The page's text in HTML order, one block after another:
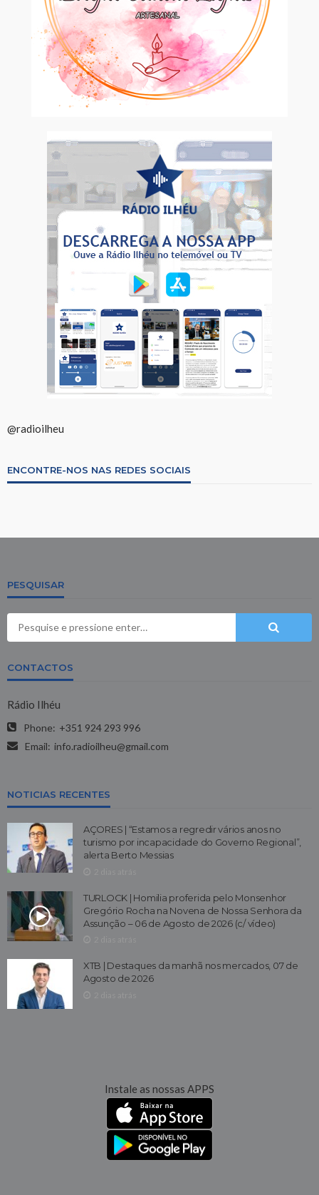
@radioilheu
ENCONTRE-NOS NAS REDES SOCIAIS
PESQUISAR
CONTACTOS
Rádio Ilhéu
Phone: +351 924 293 996
Email: info.radioilheu@gmail.com
NOTICIAS RECENTES
AÇORES | “Estamos a regredir vários anos no
turismo por incapacidade do Governo Regional”,
alerta Berto Messias
TURLOCK | Homilia proferida pelo Monsenhor
Gregório Rocha na Novena de Nossa Senhora da
Assunção – 06 de Agosto de 2026 (c/ vídeo)
XTB | Destaques da manhã nos mercados, 07 de
Agosto de 2026
Instale as nossas APPS